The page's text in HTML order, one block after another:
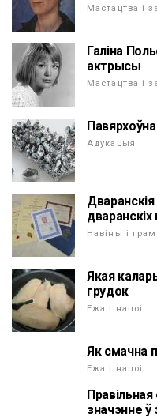
Мастацтва і
Галіна
актрысы
Мастацтва і
Адукацыя
Дваранскія
Навіны і
Якая
грудок
Ежа і напоі
Як смачна
Ежа і напоі
Правільная
значэнне ў